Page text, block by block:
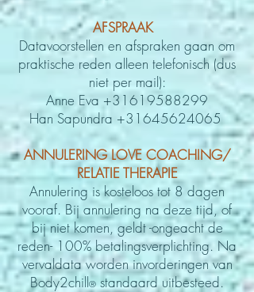
AFSPRAAK
Datavoorstellen en afspraken gaan om
praktische reden alleen telefonisch (dus
niet per mail):
Anne Eva +31619588299
Han Sapundra +31645624065
ANNULERING LOVE COACHING/
RELATIE THERAPIE
Annuleringis kosteloos tot 8 dagen
vooraf. Bij annulering na deze tijd, of
bij niet komen, geldt -ongeacht de
reden- 100% betalingsverplichting. Na
vervaldata worden invorderingen van
Body2chill®standaard uitbesteed.